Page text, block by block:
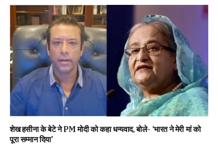
शेख हसीना के बेटे ने PM मोदी को कहा धन्यवाद, बोले- ‘भारत ने मेरी मां को
पूरा सम्मान दिया’